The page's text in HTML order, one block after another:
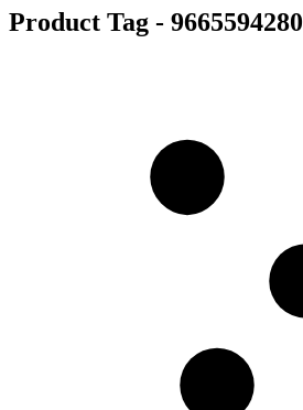
Product Tag - 9665594280